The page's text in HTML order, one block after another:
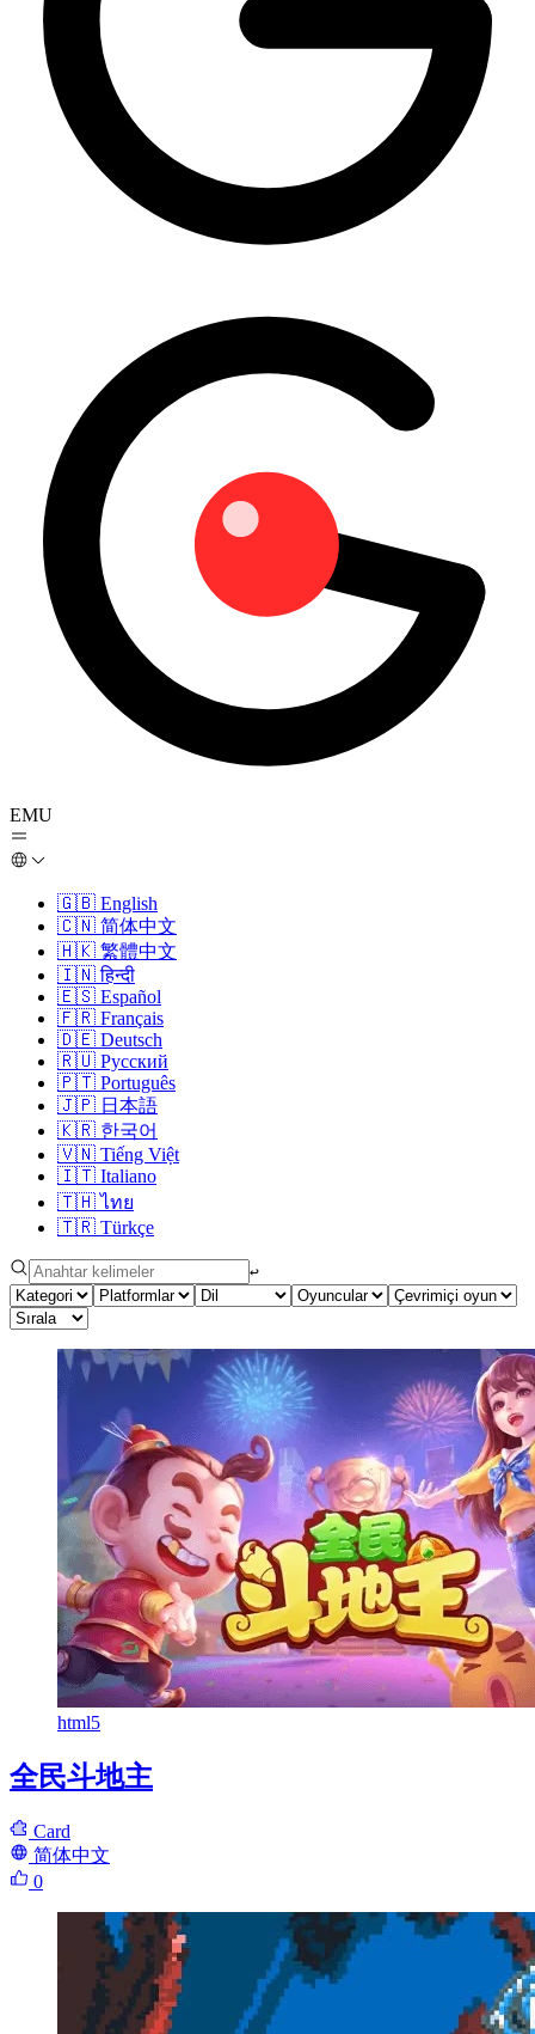
EMU
🇬🇧 English
🇨🇳 简体中文
🇭🇰 繁體中文
🇮🇳 हिन्दी
🇪🇸 Español
🇫🇷 Français
🇩🇪 Deutsch
🇷🇺 Русский
🇵🇹 Português
🇯🇵 日本語
🇰🇷 한국어
🇻🇳 Tiếng Việt
🇮🇹 Italiano
🇹🇭 ไทย
🇹🇷 Türkçe
↩︎
html5
全民斗地主
Card
简体中文
0